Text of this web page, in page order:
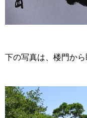
下の写真は、楼門から